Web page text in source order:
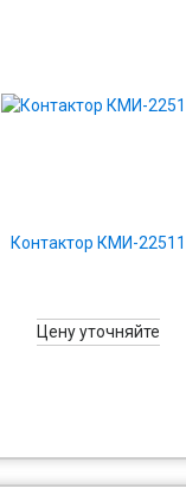
Контактор КМИ-22511
Цену уточняйте